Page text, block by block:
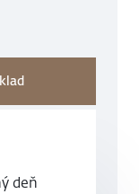
deň